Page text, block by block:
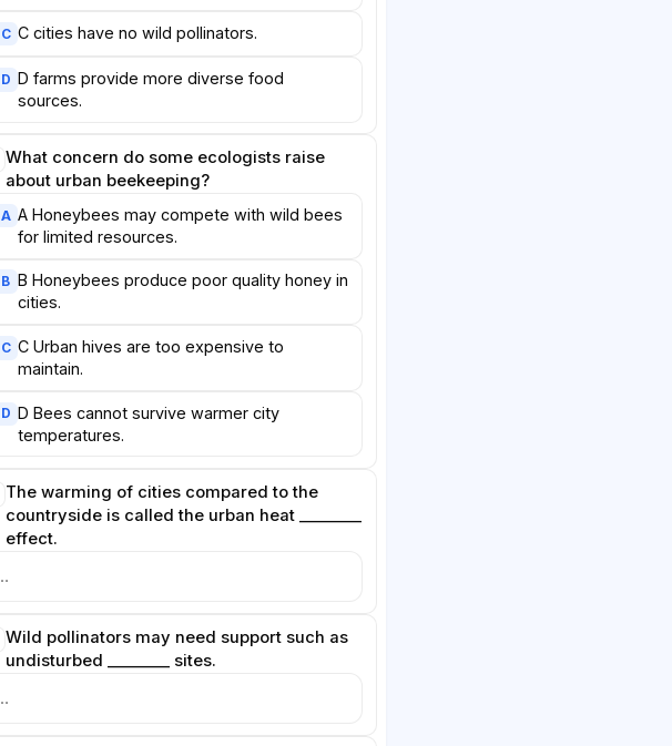
C C cities have no wild pollinators.
D D farms provide more diverse food
sources.
What concern do some ecologists raise
about urban beekeeping?
A A Honeybees may compete with wild bees
for limited resources.
B B Honeybees produce poor quality honey in
cities.
C C Urban hives are too expensive to
maintain.
D D Bees cannot survive warmer city
temperatures.
The warming of cities compared to the
countryside is called the urban heat ________
effect.
Wild pollinators may need support such as
undisturbed ________ sites.